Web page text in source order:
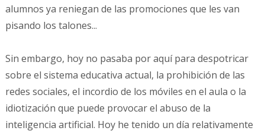
alumnos ya reniegan de las promociones que les van
pisando los talones...
Sin embargo, hoy no pasaba por aquí para despotricar
sobre el sistema educativa actual, la prohibición de las
redes sociales, el incordio de los móviles en el aula o la
idiotización que puede provocar el abuso de la
inteligencia artificial. Hoy he tenido un día relativamente